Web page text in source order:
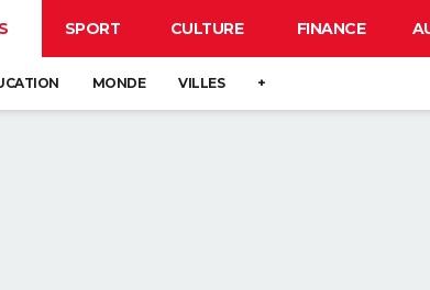
SPORT CULTURE FINANCE
MONDE VILLES +